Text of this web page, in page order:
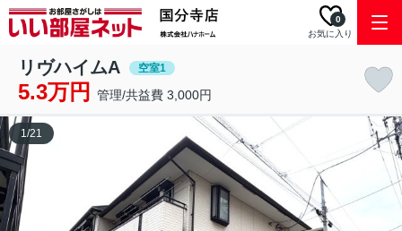
お気に入り
0
リヴハイムA 空室1
5.3万円 管理/共益費 3,000円
1/21